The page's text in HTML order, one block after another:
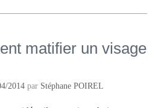
matifier un visage
2014 par Stéphane POIREL